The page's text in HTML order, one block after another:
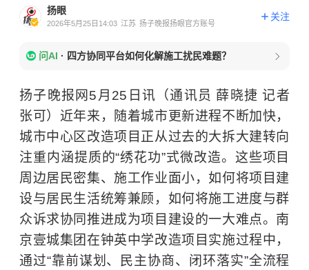
扬眼
2026年5月25日14:03 江苏 扬子晚报扬眼官方账号
关注
问AI · 四方协同平台如何化解施工扰民难题？
扬子晚报网5月25日讯（通讯员 薛晓捷 记者
张可）近年来，随着城市更新进程不断加快，
城市中心区改造项目正从过去的大拆大建转向
注重内涵提质的“绣花功”式微改造。这些项目
周边居民密集、施工作业面小，如何将项目建
设与居民生活统筹兼顾，如何将施工进度与群
众诉求协同推进成为项目建设的一大难点。南
京壹城集团在钟英中学改造项目实施过程中，
通过“靠前谋划、民主协商、闭环落实”全流程